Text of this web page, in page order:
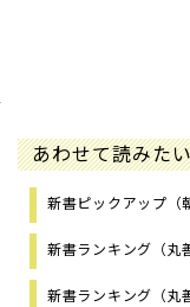
あわせて読みた
新書ピックアップ（
新書ランキング（丸
新書ランキング（丸